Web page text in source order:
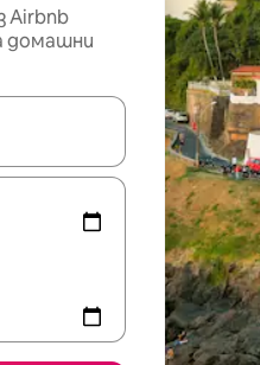
Airbnb
домашни
клавишите със